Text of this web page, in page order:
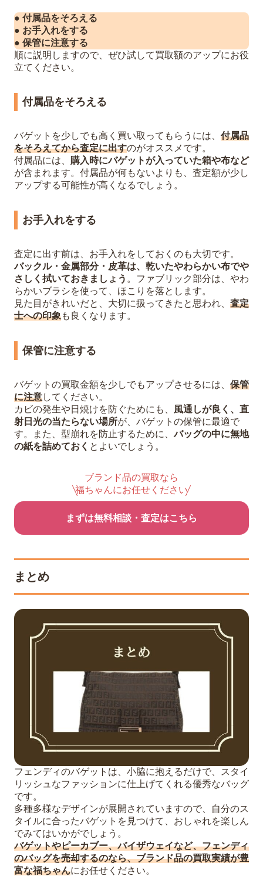
● 付属品をそろえる
● お手入れをする
● 保管に注意する
順に説明しますので、ぜひ試して買取額のアップにお役
立てください。
付属品をそろえる
バゲットを少しでも高く買い取ってもらうには、 付属品
をそろえてから査定に出すのがオススメです。
付属品には、 購入時にバゲットが入っていた箱や布など
が含まれます。付属品が何もないよりも、査定額が少し
アップする可能性が高くなるでしょう。
お手入れをする
査定に出す前は、お手入れをしておくのも大切です。
バックル・金属部分・皮革は、乾いたやわらかい布でや
さしく拭いておきましょう 。ファブリック部分は、やわ
らかいブラシを使って、ほこりを落とします。
見た目がきれいだと、大切に扱ってきたと思われ、 査定
士への印象も良くなります。
保管に注意する
バゲットの買取金額を少しでもアップさせるには、 保管
に注意してください。
カビの発生や日焼けを防ぐためにも、 風通しが良く、直
射日光の当たらない場所が、バゲットの保管に最適で
す。また、型崩れを防止するために、バッグの中に無地
の紙を詰めておく とよいでしょう。
ブランド品の買取なら
福ちゃんにお任せください
まずは無料相談・査定はこちら
まとめ
フェンディのバゲットは、小脇に抱えるだけで、スタイ
リッシュなファッションに仕上げてくれる優秀なバッグ
です。
多種多様なデザインが展開されていますので、自分のス
タイルに合ったバゲットを見つけて、おしゃれを楽しん
でみてはいかがでしょう。
バゲットやピーカブー、バイザウェイなど、フェンディ
のバッグを売却するのなら、ブランド品の買取実績が豊
富な福ちゃんにお任せください。